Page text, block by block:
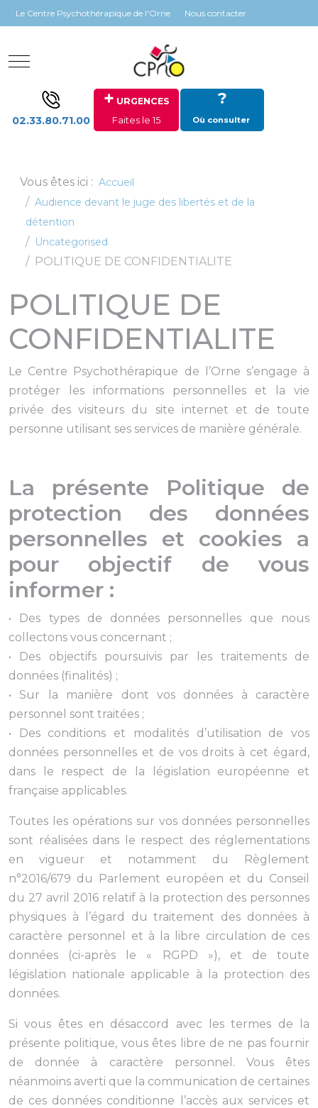
Panneau de gestion des cookies
Le Centre Psychothérapique de l'Orne Nous contacter
Mobile Menu Toggle
02.33.80.71.00
+ URGENCES
Faites le 15
?
Où consulter
Vous êtes ici : Accueil
Audience devant le juge des libertés et de la
détention
Uncategorised
POLITIQUE DE CONFIDENTIALITE
POLITIQUE DE
CONFIDENTIALITE
Le Centre Psychothérapique de l’Orne s’engage à
protéger les informations personnelles et la vie
privée des visiteurs du site internet et de toute
personne utilisant ses services de manière générale.
La présente Politique de
protection des données
personnelles et cookies a
pour objectif de vous
informer :
• Des types de données personnelles que nous
collectons vous concernant ;
• Des objectifs poursuivis par les traitements de
données (finalités) ;
• Sur la manière dont vos données à caractère
personnel sont traitées ;
• Des conditions et modalités d’utilisation de vos
données personnelles et de vos droits à cet égard,
dans le respect de la législation européenne et
française applicables.
Toutes les opérations sur vos données personnelles
sont réalisées dans le respect des réglementations
en vigueur et notamment du Règlement
n°2016/679 du Parlement européen et du Conseil
du 27 avril 2016 relatif à la protection des personnes
physiques à l’égard du traitement des données à
caractère personnel et à la libre circulation de ces
données (ci-après le « RGPD »), et de toute
législation nationale applicable à la protection des
données.
Si vous êtes en désaccord avec les termes de la
présente politique, vous êtes libre de ne pas fournir
de donnée à caractère personnel. Vous êtes
néanmoins averti que la communication de certaines
de ces données conditionne l’accès aux services et